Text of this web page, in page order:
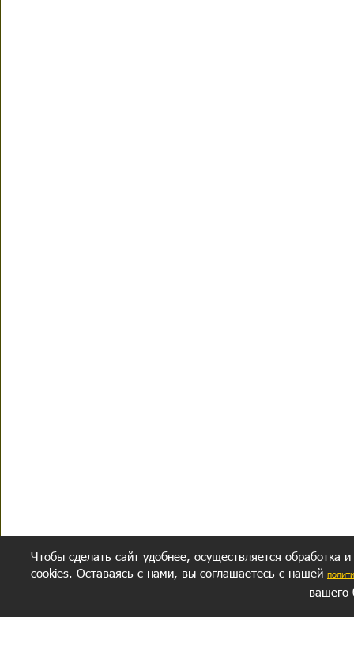
Чтобы сделать сайт удобнее, осуществляется обработка
cookies. Оставаясь с нами, вы соглашаетесь с нашей
вашего